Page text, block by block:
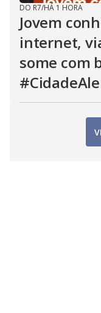
DO R7/HÁ 1 HORA
Jovem
internet,
some com